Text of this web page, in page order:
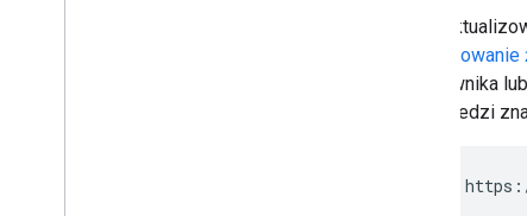
Aby
Autoryzowanie
użytkownika
odpowiedzi
PUT